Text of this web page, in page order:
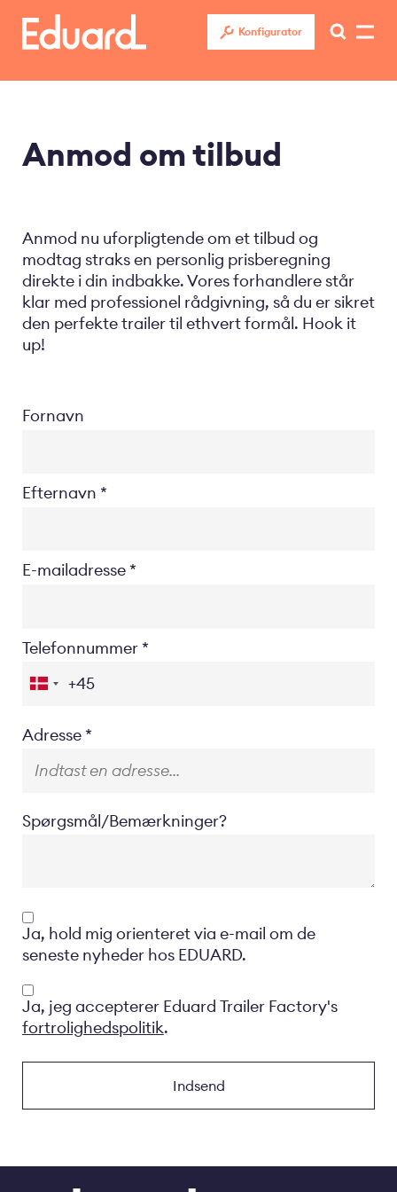
hovedindhold
Konfigurator
Anmod om tilbud
Anmod nu uforpligtende om et tilbud og
modtag straks en personlig prisberegning
direkte i din indbakke. Vores forhandlere står
klar med professionel rådgivning, så du er sikret
den perfekte trailer til ethvert formål. Hook it
up!
Fornavn
Efternavn
E-mailadresse
Telefonnummer
Location
Adresse
Spørgsmål/Bemærkninger?
Opt-
in
Ja, hold mig orienteret via e-mail om de
seneste nyheder hos EDUARD.
Privacyverklaring
Ja, jeg accepterer Eduard Trailer Factory's
fortrolighedspolitik.